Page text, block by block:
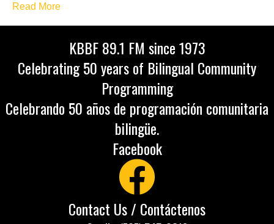
Read More
KBBF 89.1 FM since 1973
Celebrating 50 years of Bilingual Community
Programming
Celebrando 50 años de programación comunitaria
bilingüe.
Facebook
Contact Us / Contáctenos